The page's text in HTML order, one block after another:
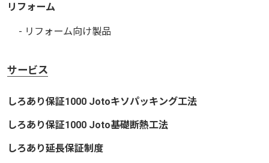
リフォーム
- リフォーム向け製品
サービス
しろあり保証1000 Jotoキソパッキング工法
しろあり保証1000 Joto基礎断熱工法
しろあり延長保証制度